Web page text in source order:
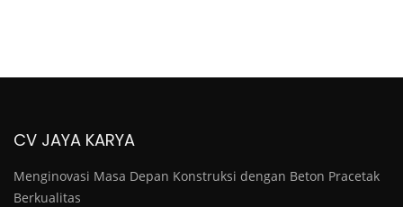
CV JAYA KARYA
Menginovasi Masa Depan Konstruksi dengan Beton Pracetak
Berkualitas